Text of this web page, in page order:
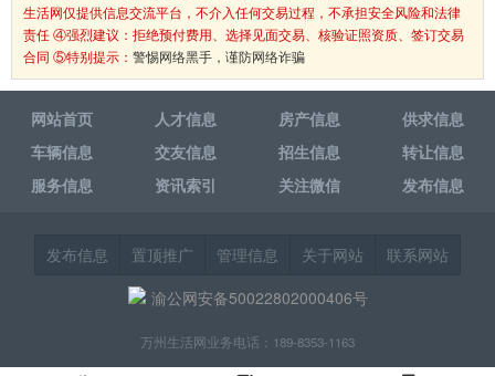
生活网仅提供信息交流平台，不介入任何交易过程，不承担安全风险和法律
责任 ④强烈建议：拒绝预付费用、选择见面交易、核验证照资质、签订交易
合同 ⑤特别提示： 警惕网络黑手，谨防网络诈骗
网站首页 人才信息 房产信息
供求信息
车辆信息
交友信息 招生信息
转让信息
服务信息
资讯索引 关注微信 发布信息
发布信息 置顶推广 管理信息 关于网站
联系网站
渝公网安备50022802000406号
万州生活网业务电话：189-8353-1163